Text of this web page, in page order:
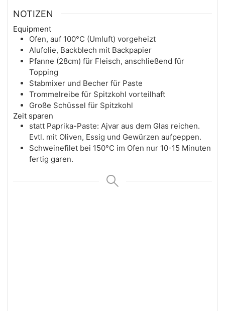
NOTIZEN
Equipment
Ofen, auf 100°C (Umluft) vorgeheizt
Alufolie, Backblech mit Backpapier
Pfanne (28cm) für Fleisch, anschließend für
Topping
Stabmixer und Becher für Paste
Trommelreibe für Spitzkohl vorteilhaft
Große Schüssel für Spitzkohl
Zeit sparen
statt Paprika-Paste: Ajvar aus dem Glas reichen.
Evtl. mit Oliven, Essig und Gewürzen aufpeppen.
Schweinefilet bei 150°C im Ofen nur 10-15 Minuten
fertig garen.